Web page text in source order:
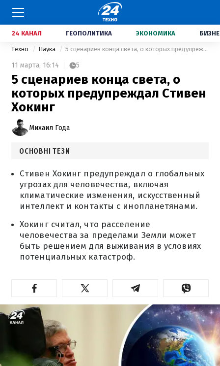
24 КАНАЛ ГЕОПОЛИТИКА ЭКОНОМИКА
Техно Наука 5 сценариев конца света, о которых предупреждал Стивен Хокинг
11 марта, 16:14 5
5 сценариев конца света, о
которых предупреждал Стивен
Хокинг
Михаил Года
ОСНОВНІ ТЕЗИ
Стивен Хокинг предупреждал о глобальных
угрозах для человечества, включая
климатические изменения, искусственный
интеллект и контакты с инопланетянами.
Хокинг считал, что расселение
человечества за пределами Земли может
быть решением для выживания в условиях
потенциальных катастроф.